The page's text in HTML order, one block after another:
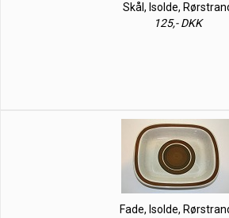
Skål, Isolde,
125,- DKK
Fade, Isolde,